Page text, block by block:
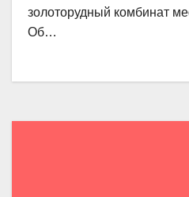
золоторудный комбинат
Об…